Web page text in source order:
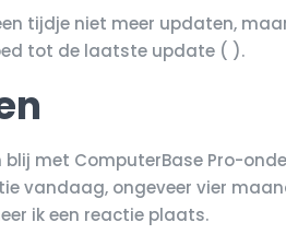
tijdje niet meer updaten,
tot de laatste update ( ).
met ComputerBase Pro-
vandaag, ongeveer vier
ik een reactie plaats.